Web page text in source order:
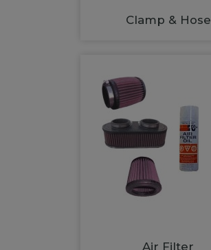
Clamp & Hose
Air Filter